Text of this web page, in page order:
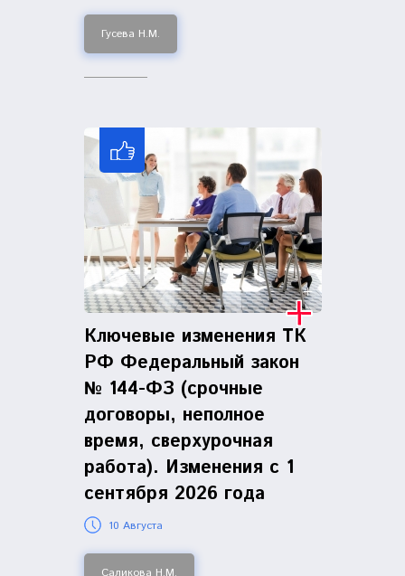
Гусева Н.М.
Ключевые изменения ТК
РФ Федеральный закон
№ 144-ФЗ (срочные
договоры, неполное
время, сверхурочная
работа). Изменения с 1
сентября 2026 года
10 Августа
Саликова Н.М.